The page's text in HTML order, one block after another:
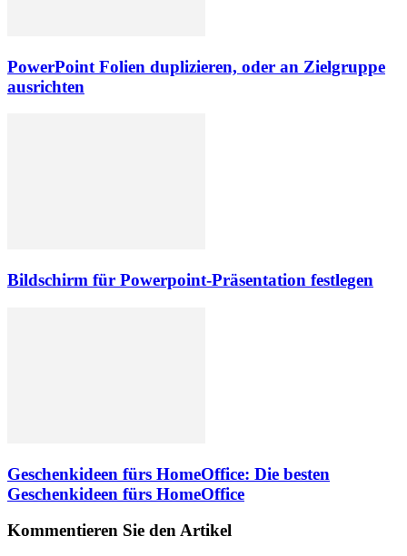
PowerPoint Folien duplizieren, oder an Zielgruppe
ausrichten
Bildschirm für Powerpoint-Präsentation festlegen
Geschenkideen fürs HomeOffice: Die besten
Geschenkideen fürs HomeOffice
Kommentieren Sie den Artikel